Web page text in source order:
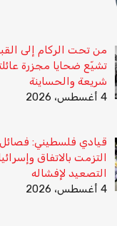
من تحت الركام إلى
تشيّع ضحايا مجزرة
شريعة والحساينة
4 أغسطس، 2026
قيادي فلسطيني: فصائل
التزمت بالاتفاق
التصعيد لإفشاله
4 أغسطس، 2026